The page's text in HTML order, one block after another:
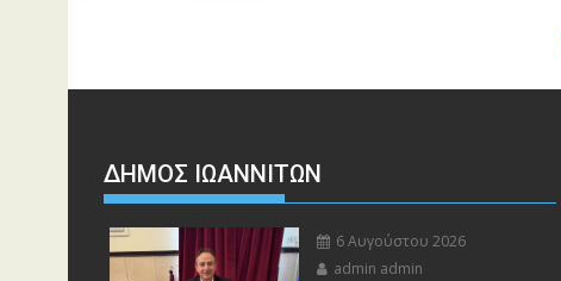
ΔΗΜΟΣ ΙΩΑΝΝΙΤΩΝ
6 Αυγούστου 2026
admin admin